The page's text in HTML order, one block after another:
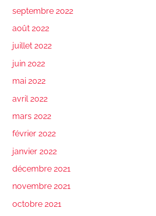
septembre 2022
août 2022
juillet 2022
juin 2022
mai 2022
avril 2022
mars 2022
février 2022
janvier 2022
décembre 2021
novembre 2021
octobre 2021